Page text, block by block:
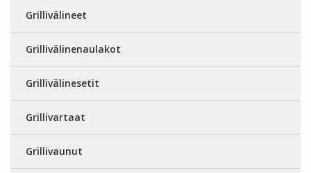
Grillivälineet
Grillivälinenaulakot
Grillivälinesetit
Grillivartaat
Grillivaunut